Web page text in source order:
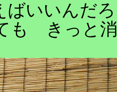
ばいいんだ
も きっと